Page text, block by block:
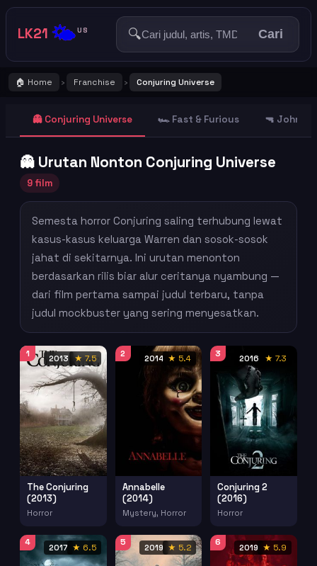
LK21 🌤️US 🔍 Cari
🏠 Home › Franchise › Conjuring Universe
👻 Conjuring Universe 🏎️ Fast & Furious 🔫 John
👻 Urutan Nonton Conjuring Universe
9 film
Semesta horror Conjuring saling terhubung lewat
kasus-kasus keluarga Warren dan sosok-sosok
jahat di sekitarnya. Ini urutan menonton
berdasarkan rilis biar alur ceritanya nyambung —
dari film pertama sampai judul terbaru, tanpa
judul mockbuster yang sering menyesatkan.
1
2013 ★ 7.5
The Conjuring
(2013)
Horror
2
2014 ★ 5.4
Annabelle
(2014)
Mystery, Horror
3
2016 ★ 7.3
Conjuring 2
(2016)
Horror
4
2017 ★ 6.5
5
2019 ★ 5.2
6
2019 ★ 5.9